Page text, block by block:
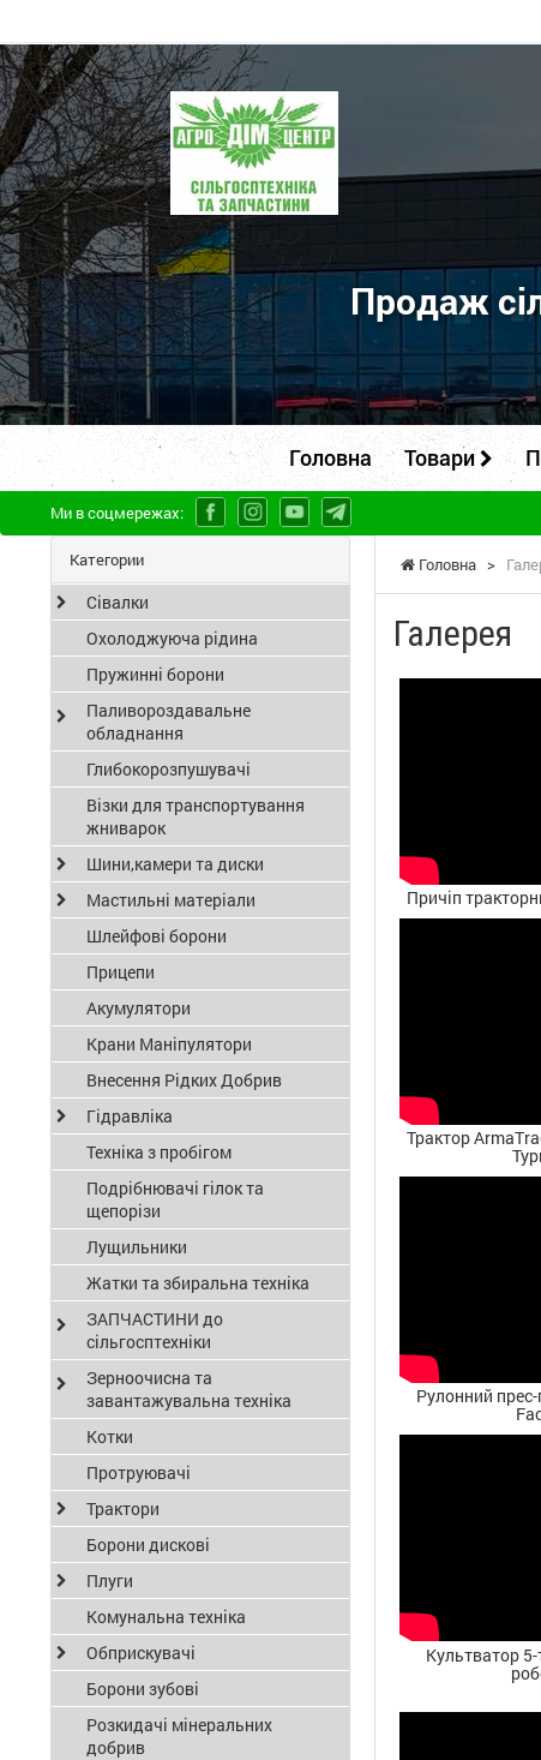
ПП
"Агродім-
центр"
-
продаж
сільськогосподарської
техніки
та
запчастин
Продаж
Головна Товари
Ми в соцмережах:
Головна >
Галерея
Причіп
Трактор
Рулонний
Культватор
Категории
Сівалки
Охолоджуюча рідина
Пружинні борони
Паливороздавальне
обладнання
Глибокорозпушувачі
Візки для транспортування
жниварок
Шини,камери та диски
Мастильні матеріали
Шлейфові борони
Прицепи
Акумулятори
Крани Маніпулятори
Внесення Рідких Добрив
Гідравліка
Техніка з пробігом
Подрібнювачі гілок та
щепорізи
Лущильники
Жатки та збиральна техніка
ЗАПЧАСТИНИ до
сільгосптехніки
Зерноочисна та
завантажувальна техніка
Котки
Протруювачі
Трактори
Борони дискові
Плуги
Комунальна техніка
Обприскувачі
Борони зубові
Розкидачі мінеральних
добрив